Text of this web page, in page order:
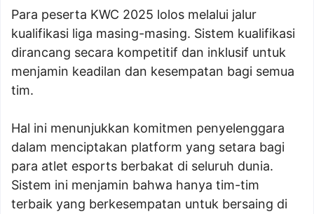
Para peserta KWC 2025 lolos melalui jalur
kualifikasi liga masing-masing. Sistem kualifikasi
dirancang secara kompetitif dan inklusif untuk
menjamin keadilan dan kesempatan bagi semua
tim.
Hal ini menunjukkan komitmen penyelenggara
dalam menciptakan platform yang setara bagi
para atlet esports berbakat di seluruh dunia.
Sistem ini menjamin bahwa hanya tim-tim
terbaik yang berkesempatan untuk bersaing di